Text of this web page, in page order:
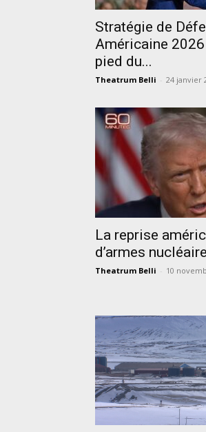
Stratégie de
Américaine 2026
pied du...
Theatrum Belli - 24 janvier
La reprise
d’armes
Theatrum Belli - 10